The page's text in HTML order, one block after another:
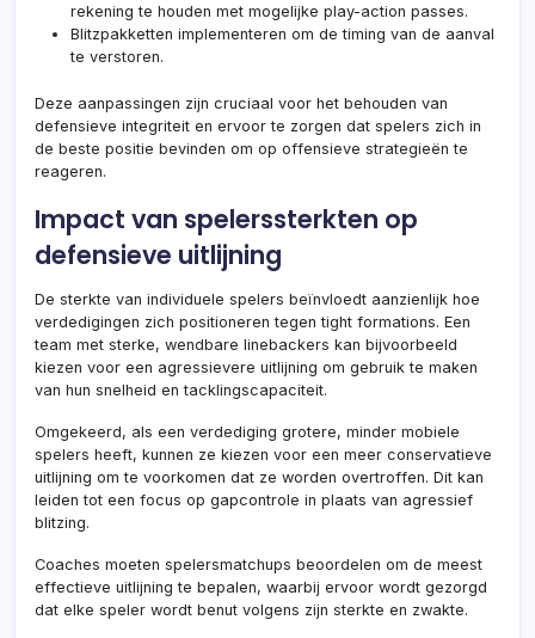
rekening te houden met mogelijke play-action passes.
Blitzpakketten implementeren om de timing van de aanval
te verstoren.
Deze aanpassingen zijn cruciaal voor het behouden van
defensieve integriteit en ervoor te zorgen dat spelers zich in
de beste positie bevinden om op offensieve strategieën te
reageren.
Impact van spelerssterkten op
defensieve uitlijning
De sterkte van individuele spelers beïnvloedt aanzienlijk hoe
verdedigingen zich positioneren tegen tight formations. Een
team met sterke, wendbare linebackers kan bijvoorbeeld
kiezen voor een agressievere uitlijning om gebruik te maken
van hun snelheid en tacklingscapaciteit.
Omgekeerd, als een verdediging grotere, minder mobiele
spelers heeft, kunnen ze kiezen voor een meer conservatieve
uitlijning om te voorkomen dat ze worden overtroffen. Dit kan
leiden tot een focus op gapcontrole in plaats van agressief
blitzing.
Coaches moeten spelersmatchups beoordelen om de meest
effectieve uitlijning te bepalen, waarbij ervoor wordt gezorgd
dat elke speler wordt benut volgens zijn sterkte en zwakte.